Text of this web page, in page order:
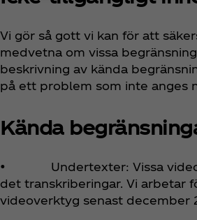
Vi gör så gott vi kan för att
medvetna om vissa
beskrivning av kända
på ett problem som inte anges
Kända
• Undertexter: Vissa
det transkriberingar. Vi arbetar
videoverktyg senast december